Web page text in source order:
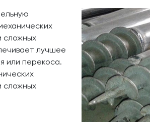
сложных
лучшее
или перекоса.
сложных